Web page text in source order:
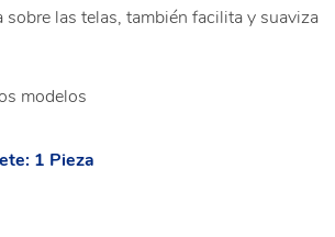
sobre las telas, también facilita y suaviza
modelos
1 Pieza